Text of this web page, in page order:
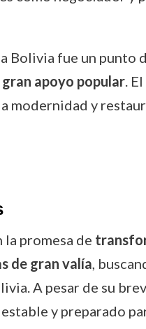
fue un punto
gran apoyo popular.
modernidad y
la promesa de
de gran valía,
A pesar de su
y preparado